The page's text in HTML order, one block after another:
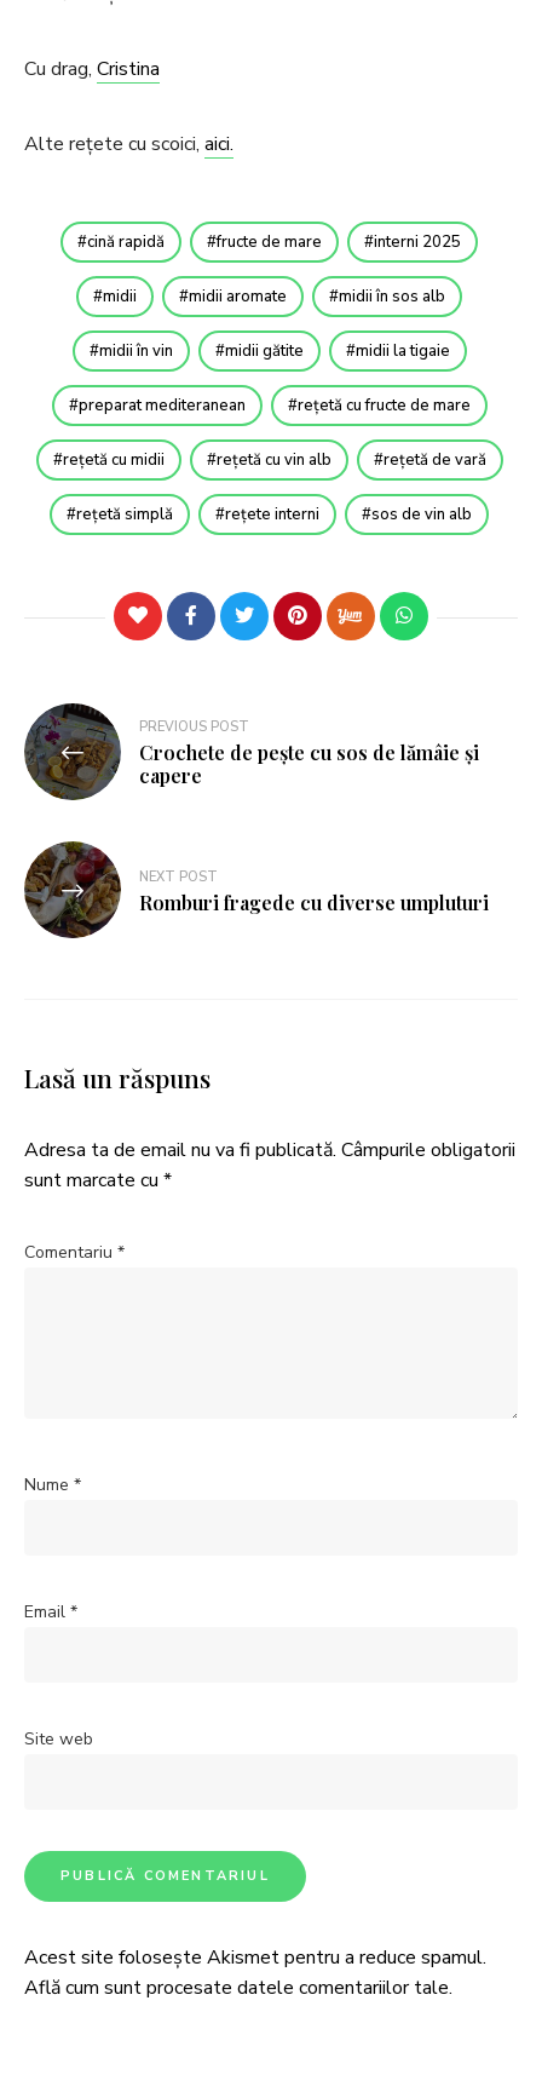
Cu drag, Cristina
Alte rețete cu scoici, aici.
cină rapidă fructe de mare interni 2025
midii midii aromate midii în sos alb
midii în vin midii gătite midii la tigaie
preparat mediteranean rețetă cu fructe de mare
rețetă cu midii rețetă cu vin alb rețetă de vară
rețetă simplă rețete interni sos de vin alb
PREVIOUS POST
Crochete de peşte cu sos de lămâie şi
capere
NEXT POST
Romburi fragede cu diverse umpluturi
Lasă un răspuns
Adresa ta de email nu va fi publicată. Câmpurile obligatorii
sunt marcate cu *
Comentariu *
Nume *
Email *
Site web
Acest site folosește Akismet pentru a reduce spamul.
Află cum sunt procesate datele comentariilor tale.